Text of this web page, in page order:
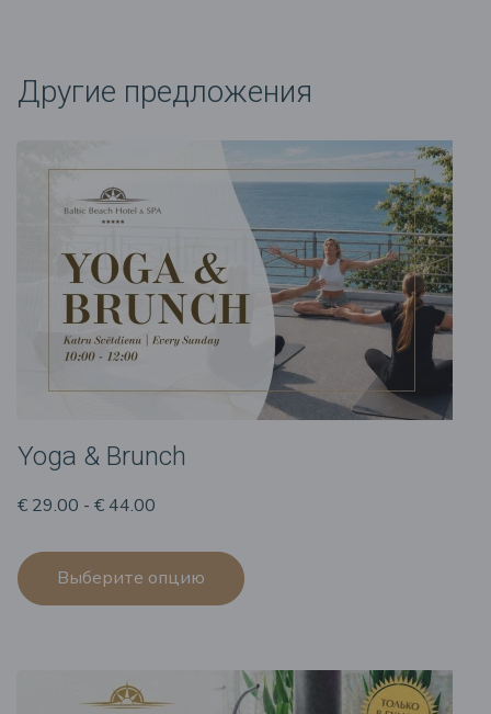
Другие предложения
Yoga & Brunch
€ 29.00 - € 44.00
Выберите опцию